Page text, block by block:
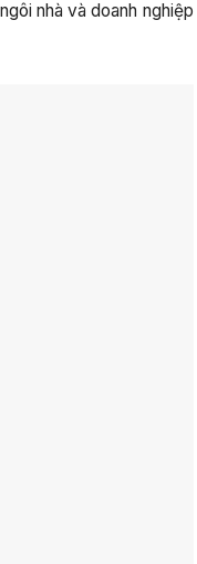
nhà và doanh nghiệp